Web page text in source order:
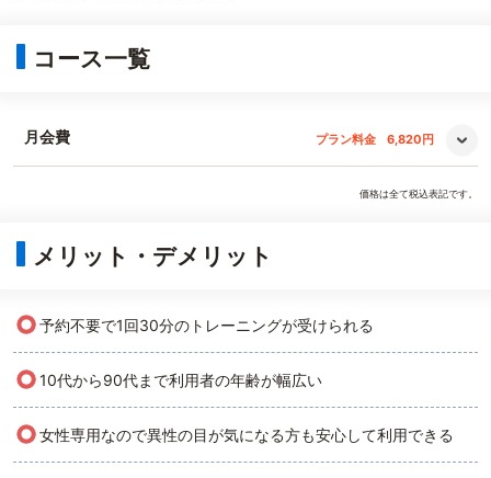
コース一覧
月会費 プラン料金 6,820円
価格は全て税込表記です。
メリット・デメリット
○予約不要で1回30分のトレーニングが受けられる
○10代から90代まで利用者の年齢が幅広い
○女性専用なので異性の目が気になる方も安心して利用できる